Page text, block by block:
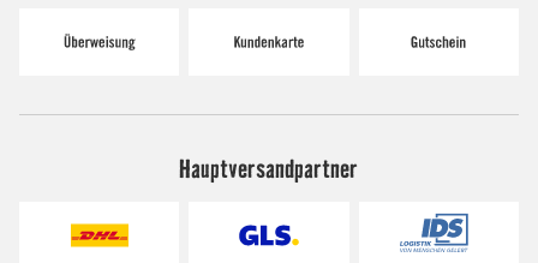
Hauptversandpartner